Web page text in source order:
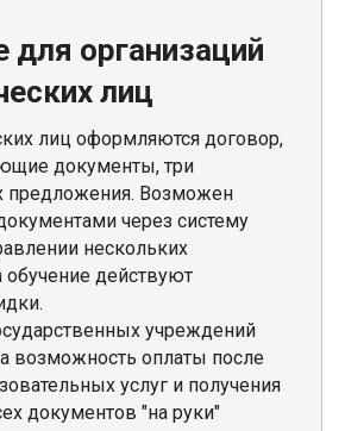
для организаций
лиц
лиц оформляются договор,
документы, три
предложения. Возможен
через систему
нескольких
обучение действуют
учреждений
возможность оплаты после
услуг и получения
документов "на руки"